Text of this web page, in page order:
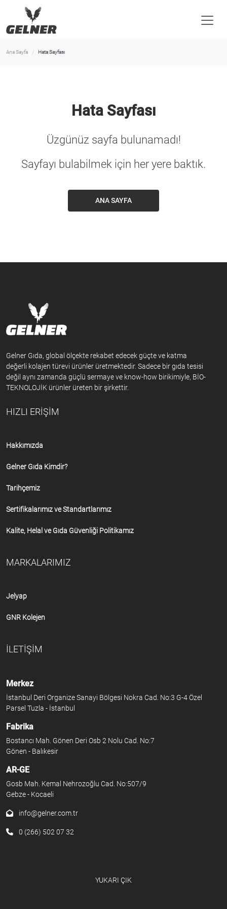
Ana Sayfa Hata Sayfası
Hata Sayfası
Üzgünüz sayfa bulunamadı!
Sayfayı bulabilmek için her yere baktık.
ANA SAYFA
Gelner Gıda, global ölçekte rekabet edecek güçte ve katma
değerli kolajen türevi ürünler üretmektedir. Sadece bir gıda tesisi
değil aynı zamanda güçlü sermaye ve know-how birikimiyle, BİO-
TEKNOLOJİK ürünler üreten bir şirkettir.
HIZLI ERİŞİM
Hakkımızda
Gelner Gıda Kimdir?
Tarihçemiz
Sertifikalarımız ve Standartlarımız
Kalite, Helal ve Gıda Güvenliği Politikamız
MARKALARIMIZ
Jelyap
GNR Kolejen
İLETİŞİM
Merkez
İstanbul Deri Organize Sanayi Bölgesi Nokra Cad. No:3 G-4 Özel
Parsel Tuzla - İstanbul
Fabrika
Bostancı Mah. Gönen Deri Osb 2 Nolu Cad. No:7
Gönen - Balıkesir
AR-GE
Gosb Mah. Kemal Nehrozoğlu Cad. No:507/9
Gebze - Kocaeli
info@gelner.com.tr
0 (266) 502 07 32
YUKARI ÇIK